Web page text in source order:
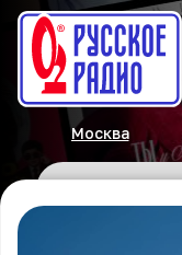
Москва